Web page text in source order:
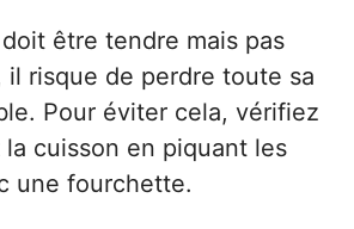
être tendre mais pas
il risque de perdre toute sa
Pour éviter cela, vérifiez
cuisson en piquant les
une fourchette.